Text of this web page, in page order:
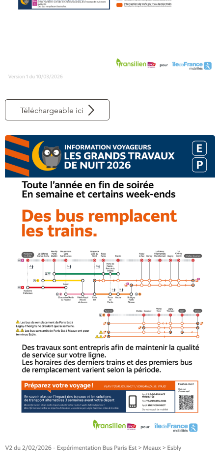
Téléchargeable ici